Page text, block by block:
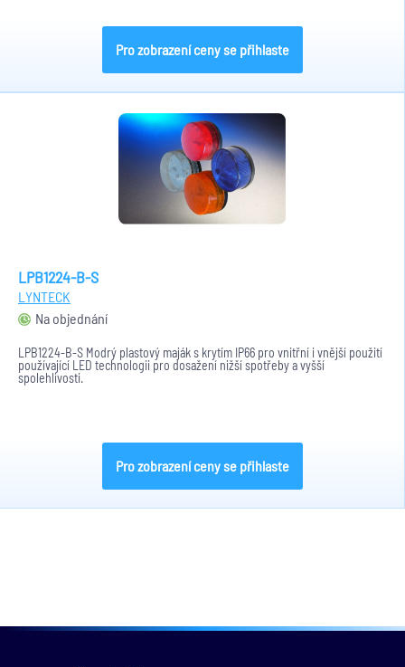
Pro zobrazení ceny se přihlaste
LPB1224-B-S
LYNTECK
Na objednání
LPB1224-B-S Modrý plastový maják s krytím IP66 pro vnitřní i vnější použití
používající LED technologii pro dosažení nižší spotřeby a vyšší
spolehlivosti.
Pro zobrazení ceny se přihlaste